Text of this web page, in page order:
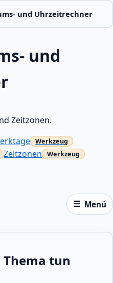
und Uhrzeitrechner
Menü
und
Zeitzonen.
Zeitzonen
Thema tun